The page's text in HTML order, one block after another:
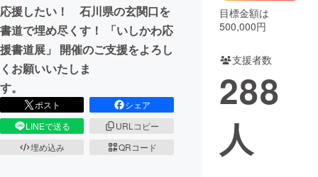
CAMPFIRE for Social Good
CAMPFIRE Creation
CAMPFIREふるさと納税machi-ya コミュニティ
応援したい！ 石川県の玄関口を
書道で埋め尽くす！ 「いしかわ応
援書道展」 開催のご支援をよろし
くお願いいたしま
す。
ポスト
シェア
LINEで送る
URLコピー
埋め込み
QRコード
目標金額は
500,000円
支援者数
288
人